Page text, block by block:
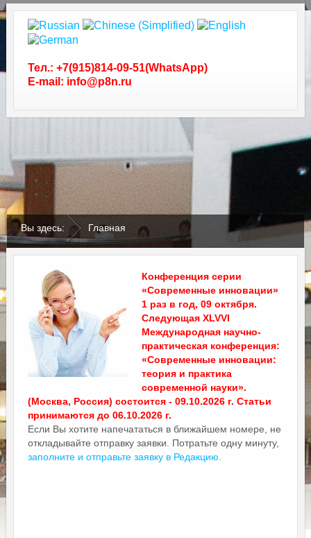
Тел.: +7(915)814-09-51(WhatsApp)
E-mail: info@p8n.ru
Вы здесь: Главная
Конференция серии
«Современные инновации»
1 раз в год, 09 октября.
Следующая XLVVI
Международная научно-
практическая конференция:
«Современные инновации:
теория и практика
современной науки».
(Москва, Россия) состоится - 09.10.2026 г. Статьи
принимаются до 06.10.2026 г.
Если Вы хотите напечататься в ближайшем номере, не
откладывайте отправку заявки. Потратьте одну минуту,
заполните и отправьте заявку в Редакцию.